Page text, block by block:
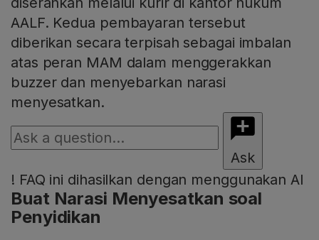
AALF. Kedua pembayaran tersebut
diberikan secara terpisah sebagai imbalan
atas peran MAM dalam menggerakkan
buzzer dan menyebarkan narasi
menyesatkan.
Ask
! FAQ ini dihasilkan dengan menggunakan AI
Buat Narasi Menyesatkan soal
Penyidikan